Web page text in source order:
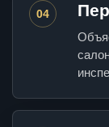
04